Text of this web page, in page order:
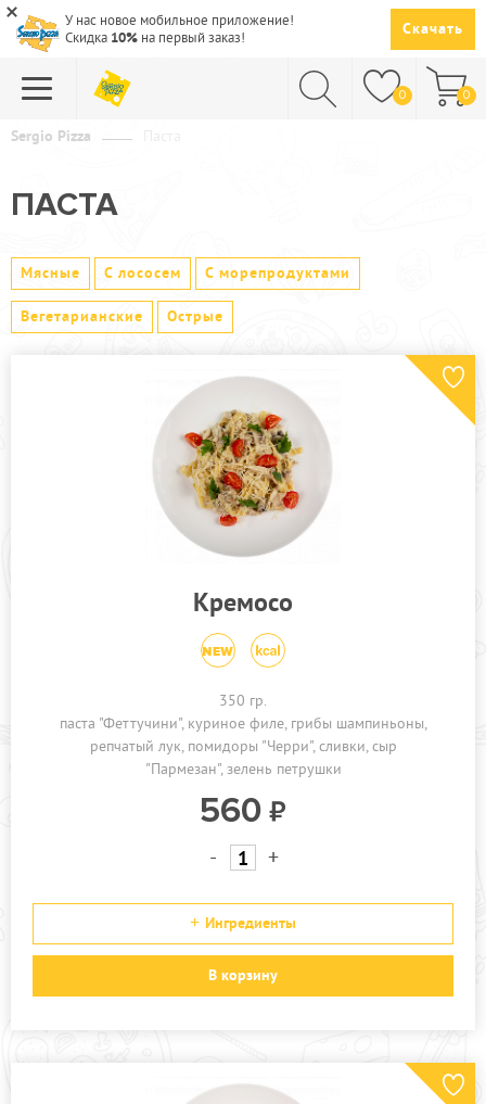
У нас новое мобильное приложение!
Скидка 10% на первый заказ! Скачать
0 0
ПАСТА
ГОРЯЧЕЕ
СУПЫ
НАПИТКИ
ДЕСЕРТЫ
ПРОЧЕЕ
КАФЕ ЗЕЛЕНОГРАД
Sergio Pizza
ПАСТА
Мясные С лососем С морепродуктами
Вегетарианские Острые
Кремосо
350 гр.
паста "Феттучини" куриное филе грибы шампиньоны
репчатый лук помидоры "Черри" сливки сыр
"Пармезан" зелень петрушки
560
- +
Ингредиенты
В корзину